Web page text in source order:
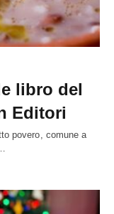
libro del
Editori
povero, comune a